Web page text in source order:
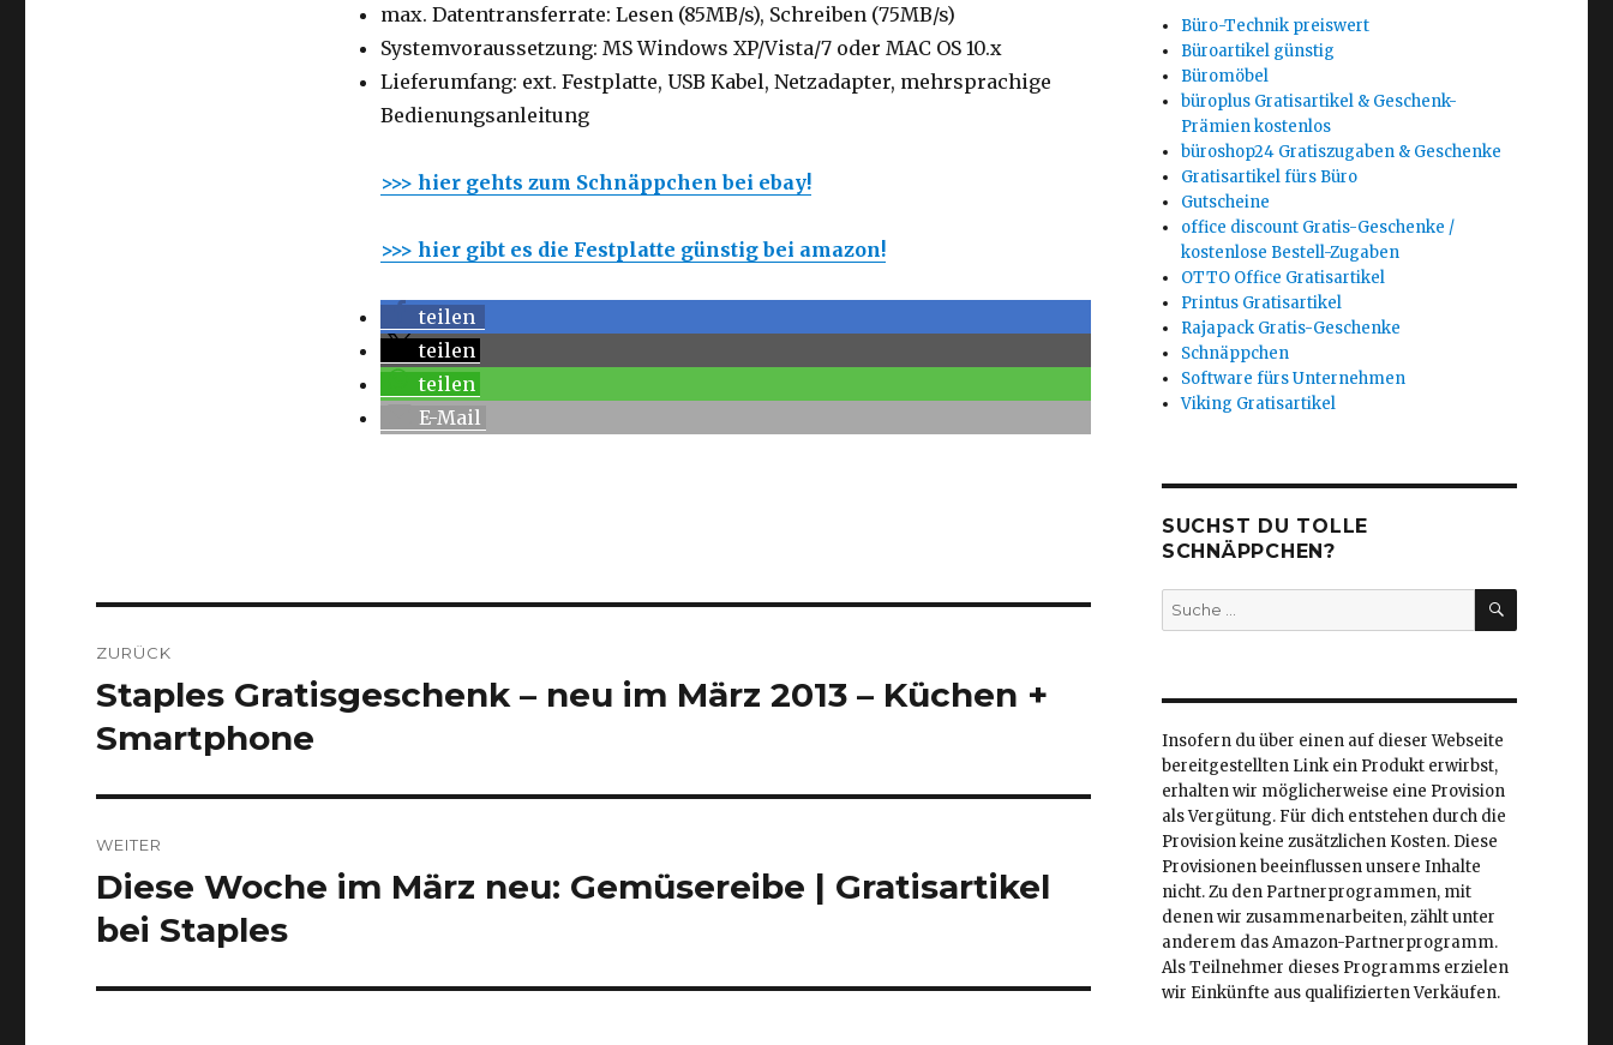
max. Datentransferrate: Lesen (85MB/s), Schreiben (75MB/s)
Systemvoraussetzung: MS Windows XP/Vista/7 oder MAC OS 10.x
Lieferumfang: ext. Festplatte, USB Kabel, Netzadapter, mehrsprachige
Bedienungsanleitung
>>> hier gehts zum Schnäppchen bei ebay!
>>> hier gibt es die Festplatte günstig bei amazon!
teilen
teilen
teilen
E-Mail
ZURÜCK
Vorheriger
Beitrag:
Staples Gratisgeschenk – neu im März 2013 – Küchen +
Smartphone
WEITER
Nächster
Beitrag:
Diese Woche im März neu: Gemüsereibe | Gratisartikel
bei Staples
Büro-Technik preiswert
Büroartikel günstig
Büromöbel
büroplus Gratisartikel & Geschenk-
Prämien kostenlos
büroshop24 Gratiszugaben & Geschenke
Gratisartikel fürs Büro
Gutscheine
office discount Gratis-Geschenke /
kostenlose Bestell-Zugaben
OTTO Office Gratisartikel
Printus Gratisartikel
Rajapack Gratis-Geschenke
Schnäppchen
Software fürs Unternehmen
Viking Gratisartikel
SUCHST DU TOLLE
SCHNÄPPCHEN?
Suche
nach:
SUCHEN
Insofern du über einen auf dieser Webseite
bereitgestellten Link ein Produkt erwirbst,
erhalten wir möglicherweise eine Provision
als Vergütung. Für dich entstehen durch die
Provision keine zusätzlichen Kosten. Diese
Provisionen beeinflussen unsere Inhalte
nicht. Zu den Partnerprogrammen, mit
denen wir zusammenarbeiten, zählt unter
anderem das Amazon-Partnerprogramm.
Als Teilnehmer dieses Programms erzielen
wir Einkünfte aus qualifizierten Verkäufen.